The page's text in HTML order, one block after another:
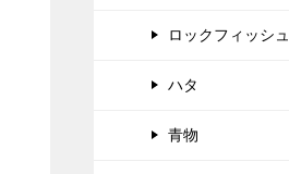
ロックフィッシュ
ハタ
青物